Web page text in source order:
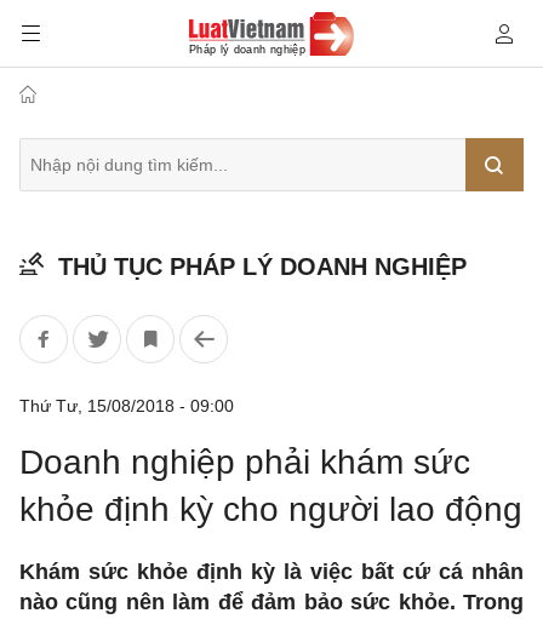
THỦ TỤC PHÁP LÝ DOANH NGHIỆP
Thứ Tư, 15/08/2018 - 09:00
Doanh nghiệp phải khám sức
khỏe định kỳ cho người lao động
Khám sức khỏe định kỳ là việc bất cứ cá nhân
nào cũng nên làm để đảm bảo sức khỏe. Trong